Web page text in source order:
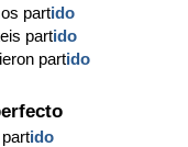
partido
partido
partido
ido